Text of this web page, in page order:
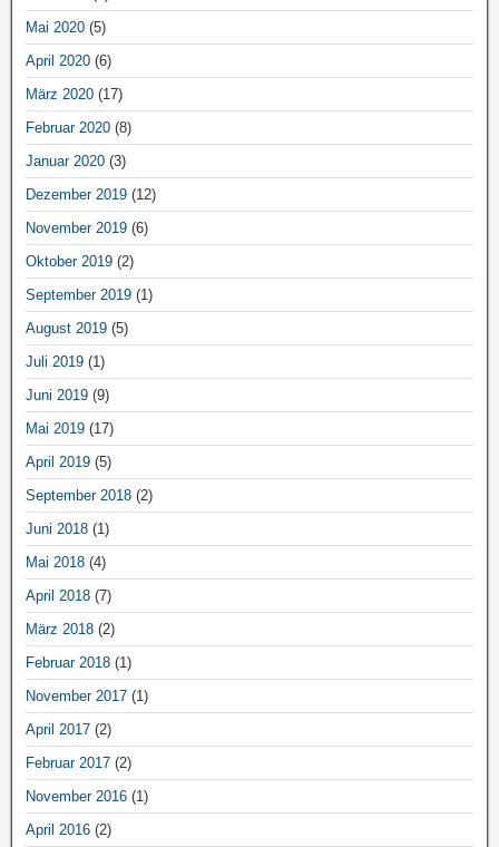
Mai 2020 (5)
April 2020 (6)
März 2020 (17)
Februar 2020 (8)
Januar 2020 (3)
Dezember 2019 (12)
November 2019 (6)
Oktober 2019 (2)
September 2019 (1)
August 2019 (5)
Juli 2019 (1)
Juni 2019 (9)
Mai 2019 (17)
April 2019 (5)
September 2018 (2)
Juni 2018 (1)
Mai 2018 (4)
April 2018 (7)
März 2018 (2)
Februar 2018 (1)
November 2017 (1)
April 2017 (2)
Februar 2017 (2)
November 2016 (1)
April 2016 (2)